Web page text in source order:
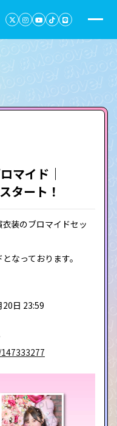
マイド｜
タート！
装のブロマイドセッ
なっております。
日 23:59